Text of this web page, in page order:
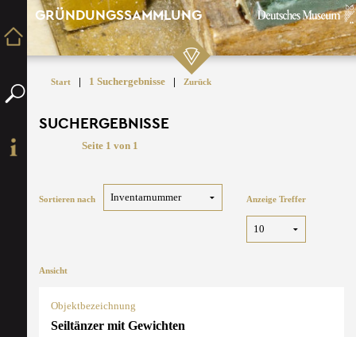
GRÜNDUNGSSAMMLUNG
Start | 1 Suchergebnisse | Zurück
SUCHERGEBNISSE
Seite 1 von 1
Sortieren nach Anzeige Treffer
Ansicht
Objektbezeichnung
Seiltänzer mit Gewichten